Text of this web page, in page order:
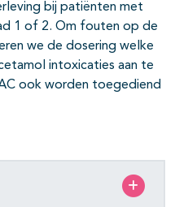
bij patiënten met
1 of 2. Om fouten op de
we de dosering welke
intoxicaties aan te
ook worden toegediend